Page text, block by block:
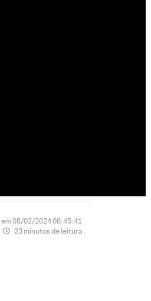
08/02/2024 06:45:41
23 minutos de leitura